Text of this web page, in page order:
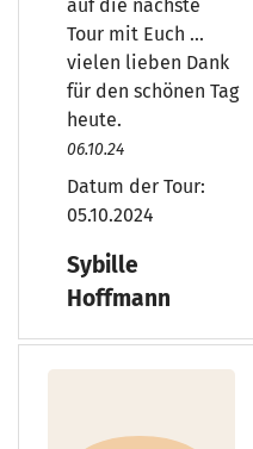
auf die nächste
Tour mit Euch ...
vielen lieben Dank
für den schönen Tag
heute.
06.10.24
Datum der Tour:
05.10.2024
Sybille
Hoffmann